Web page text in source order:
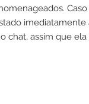
imediatamente
chat, assim que ela